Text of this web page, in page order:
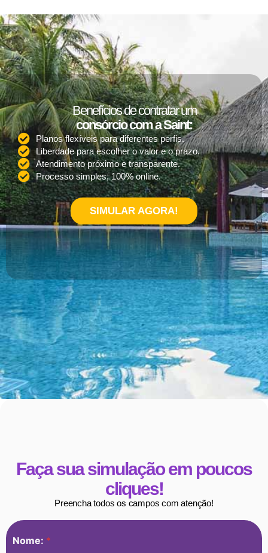
Benefícios de contratar um
consórcio com a Saint:
Planos flexíveis para diferentes perfis.
Liberdade para escolher o valor e o prazo.
Atendimento próximo e transparente.
Processo simples, 100% online.
SIMULAR AGORA!
Faça sua simulação em poucos
cliques!
Preencha todos os campos com atenção!
Nome: *